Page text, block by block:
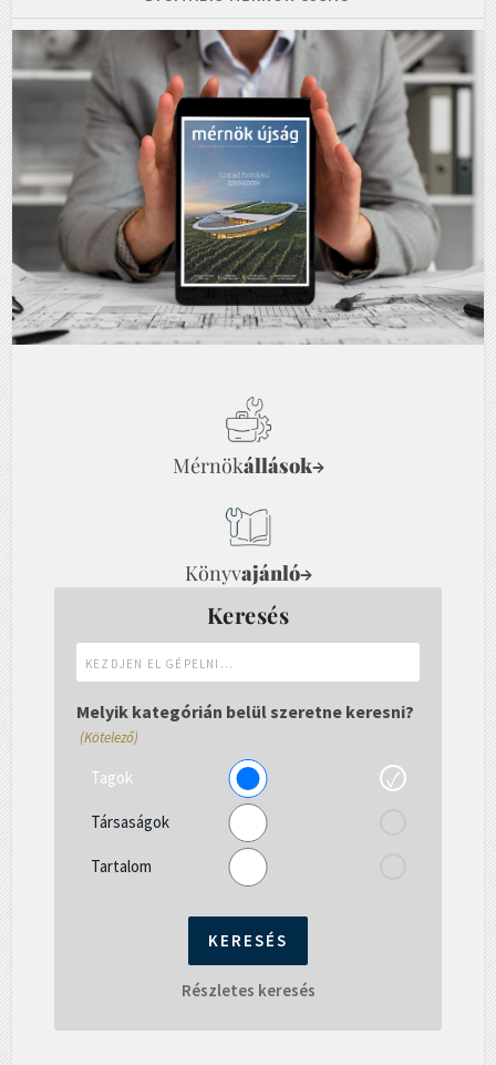
Mérnökállások→
Könyvajánló→
Keresés
el
gépelni...
Melyik kategórián belül szeretne keresni?
(Kötelező)
Tagok
Társaságok
Tartalom
Részletes keresés